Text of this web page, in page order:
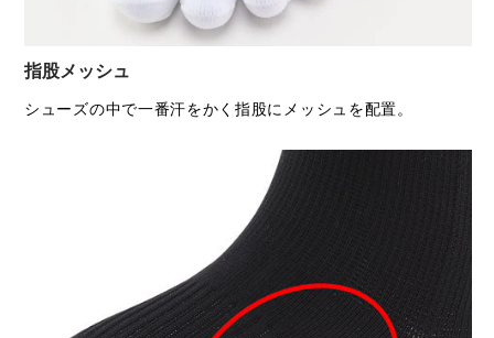
指股メッシュ
シューズの中で一番汗をかく指股にメッシュを配置。